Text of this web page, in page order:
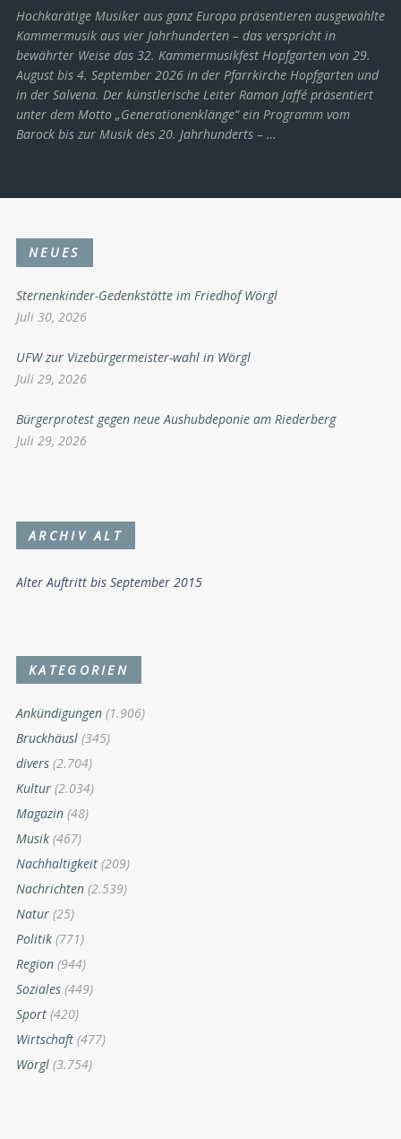
Hochkarätige Musiker aus ganz Europa präsentieren ausgewählte
Kammermusik aus vier Jahrhunderten – das verspricht in
bewährter Weise das 32. Kammermusikfest Hopfgarten von 29.
August bis 4. September 2026 in der Pfarrkirche Hopfgarten und
in der Salvena. Der künstlerische Leiter Ramon Jaffé präsentiert
unter dem Motto „Generationenklänge“ ein Programm vom
Barock bis zur Musik des 20. Jahrhunderts ­– …
NEUES
Sternenkinder-Gedenkstätte im Friedhof Wörgl
Juli 30, 2026
UFW zur Vizebürgermeister-wahl in Wörgl
Juli 29, 2026
Bürgerprotest gegen neue Aushubdeponie am Riederberg
Juli 29, 2026
ARCHIV ALT
Alter Auftritt bis September 2015
KATEGORIEN
Ankündigungen (1.906)
Bruckhäusl (345)
divers (2.704)
Kultur (2.034)
Magazin (48)
Musik (467)
Nachhaltigkeit (209)
Nachrichten (2.539)
Natur (25)
Politik (771)
Region (944)
Soziales (449)
Sport (420)
Wirtschaft (477)
Wörgl (3.754)